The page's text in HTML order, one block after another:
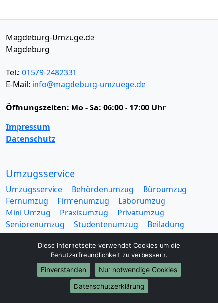
Magdeburg-Umzüge.de
Magdeburg
Tel.: 01579-2482331
E-Mail: info@magdeburg-umzuege.de
Öffnungszeiten: Mo - Sa: 06:00 - 17:00 Uhr
Impressum
Datenschutz
Umzugsservice
Umzugsservice Behördenumzug
Büroumzug
Fernumzug
Firmenumzug
Laborumzug
Mini Umzug
Praxisumzug
Privatumzug
Seniorenumzug
Studentenumzug
Beiladung
Entrümpelung
Halteverbotszone
Klaviertransport
Möbellift
Haushaltsauflösung
Möbeltaxi
Möbelmitfahrzentrale
Umzugskartons
Diese Internetseite verwendet Cookies um die
Benutzerfreundlichkeit zu verbessern.
Einverstanden
Nur notwendige Cookies
Datenschutzerklärung